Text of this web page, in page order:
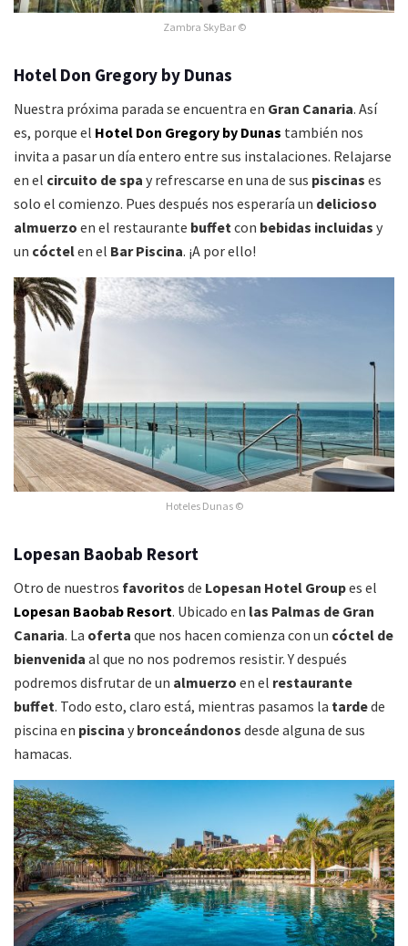
Zambra SkyBar ©
Hotel Don Gregory by Dunas
Nuestra próxima parada se encuentra en Gran Canaria. Así
es, porque el Hotel Don Gregory by Dunas también nos
invita a pasar un día entero entre sus instalaciones. Relajarse
en el circuito de spa y refrescarse en una de sus piscinas es
solo el comienzo. Pues después nos esperaría un delicioso
almuerzo en el restaurante buffet con bebidas incluidas y
un cóctelen el Bar Piscina. ¡A por ello!
Hoteles Dunas ©
Lopesan Baobab Resort
Otro de nuestros favoritos de Lopesan Hotel Groupes el
Lopesan Baobab Resort. Ubicado en las Palmas de Gran
Canaria. La oferta que nos hacen comienza con un cóctel de
bienvenida al que no nos podremos resistir. Y después
podremos disfrutar de un almuerzo en el restaurante
buffet. Todo esto, claro está, mientras pasamos la tardede
piscina en piscina y bronceándonos desde alguna de sus
hamacas.